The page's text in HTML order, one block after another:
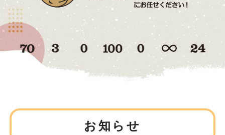
お知らせ